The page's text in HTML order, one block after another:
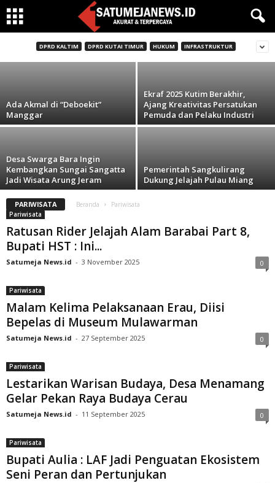
DPRD KALTIM DPRD KUTAI TIMUR HUKUM INFRASTRUKTUR
Program LAKATAN, Wawan : Kepala Desa
Diharap Proaktif
Satumeja News.id - 25 Februari 2026
Ada Akmal di “Deboekit”
Manggar
Ekraf 2025 Kutim Berakhir,
Ajang Kreativitas Persatukan
Pemuda dan Pelaku Industri
Desa Swarga Bara Ingin
Kembangkan Sungai Sangatta
Jadi Wisata Arung Jeram
Pemerintah Sangkulirang
Dukung Jelajah Pulau Miang
PARIWISATA Beranda
Pariwisata
Pariwisata
Ratusan Rider Jelajah Alam Barabai Part 8,
Bupati HST : Ini...
Satumeja News.id - 3 November 2025 0
Pariwisata
Malam Kelima Pelaksanaan Erau, Diisi
Bepelas di Museum Mulawarman
Satumeja News.id - 27 September 2025 0
Pariwisata
Lestarikan Warisan Budaya, Desa Menamang
Gelar Pekan Raya Budaya Cerau
Satumeja News.id - 11 September 2025 0
Pariwisata
Bupati Aulia : LAF Jadi Penguatan Ekosistem
Seni Peran dan Pertunjukan